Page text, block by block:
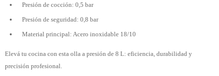
Presión de cocción: 0,5 bar
Presión de seguridad: 0,8 bar
Material principal: Acero inoxidable 18/10
Elevá tu cocina con esta olla a presión de 8 L: eficiencia, durabilidad y
precisión profesional.